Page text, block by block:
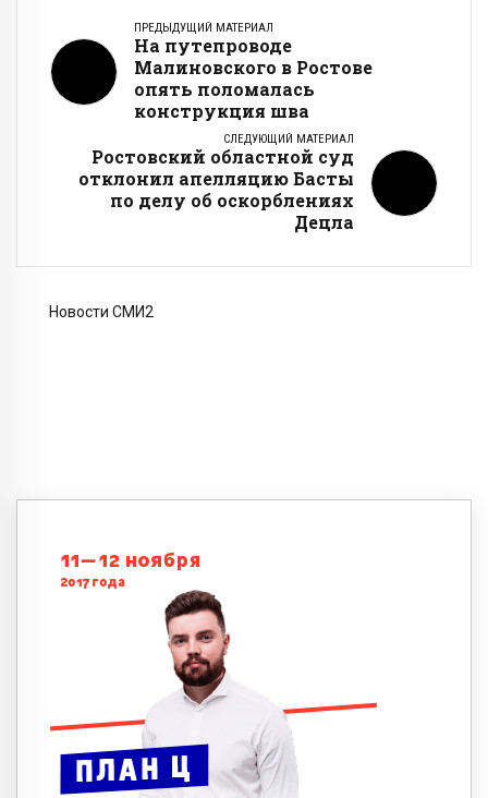
ПРЕДЫДУЩИЙ МАТЕРИАЛ
На путепроводе
Малиновского в Ростове
опять поломалась
конструкция шва
СЛЕДУЮЩИЙ МАТЕРИАЛ
Ростовский областной суд
отклонил апелляцию Басты
по делу об оскорблениях
Децла
Новости СМИ2